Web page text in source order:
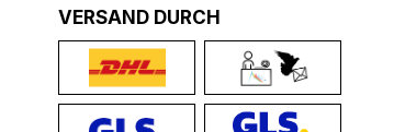
VERSAND DURCH